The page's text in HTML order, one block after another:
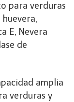
para verduras
E, Nevera
de
amplia
verduras y